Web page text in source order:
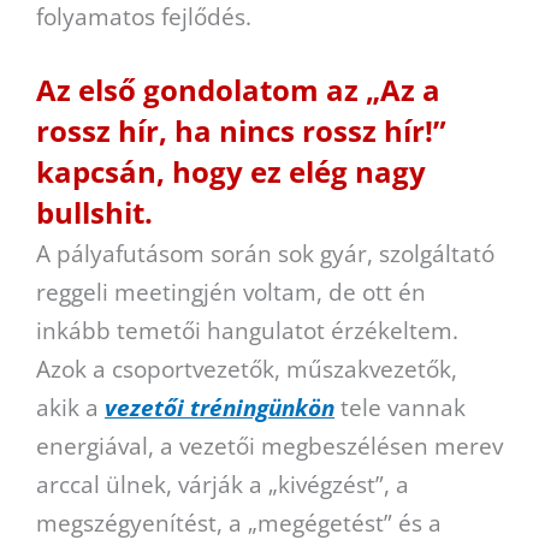
folyamatos fejlődés.
Az első gondolatom az „Az a
rossz hír, ha nincs rossz hír!”
kapcsán, hogy ez elég nagy
bullshit.
A pályafutásom során sok gyár, szolgáltató
reggeli meetingjén voltam, de ott én
inkább temetői hangulatot érzékeltem.
Azok a csoportvezetők, műszakvezetők,
akik a vezetői tréningünkön tele vannak
energiával, a vezetői megbeszélésen merev
arccal ülnek, várják a „kivégzést”, a
megszégyenítést, a „megégetést” és a